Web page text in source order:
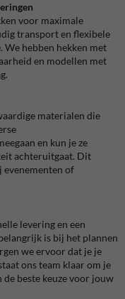
voor maximale
transport en flexibele
We hebben hekken met
en modellen met
materialen die
en kun je ze
achteruitgaat. Dit
evenementen of
levering en een
is bij het plannen
we ervoor dat je je
ons team klaar om je
de beste keuze voor jouw